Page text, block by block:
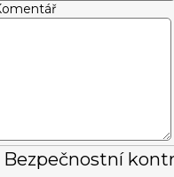
Bezpečnostní